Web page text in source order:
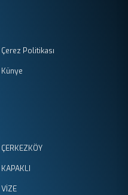
Çerez Politikası
Künye
ÇERKEZKÖY
KAPAKLI
VİZE